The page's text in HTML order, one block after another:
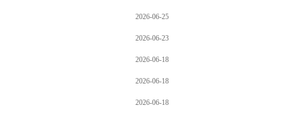
2026-06-25
2026-06-23
2026-06-18
2026-06-18
2026-06-18